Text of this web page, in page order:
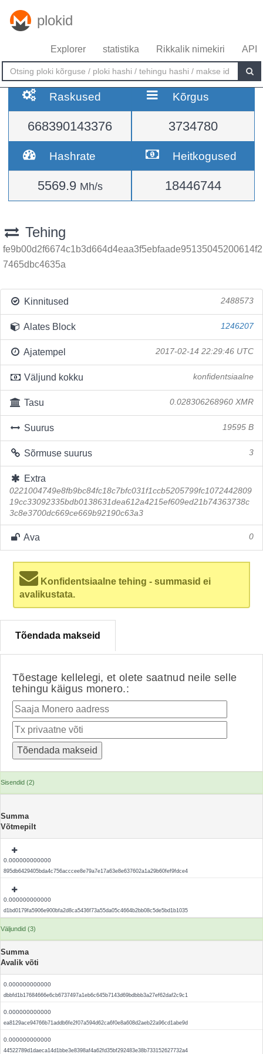
plokid
Explorer statistika Rikkalik nimekiri API
Raskused
668390143376
Kõrgus
3734780
Hashrate
5569.9 Mh/s
Heitkogused
18446744
Tehing
fe9b00d2f6674c1b3d664d4eaa3f5ebfaade95135045200614f2
7465dbc4635a
Kinnitused 2488573
Alates Block 1246207
Ajatempel 2017-02-14 22:29:46 UTC
Väljund kokku konfidentsiaalne
Tasu 0.028306268960 XMR
Suurus 19595 B
Sõrmuse suurus 3
Extra
0221004749e8fb9bc84fc18c7bfc031f1ccb5205799fc1072442809
19cc33092335bdb0138631dea612a4215ef609ed21b74363738c
3c8e3700dc669ce669b92190c63a3
Ava 0
Konfidentsiaalne tehing - summasid ei
avalikustata.
Tõendada makseid
Tõestage kellelegi, et olete saatnud neile selle
tehingu käigus monero.:
Sisendid (2)
Summa
Võtmepilt
0.000000000000
895db6429405bda4c756acccee8e79a7e17a63e8e637602a1a29b60fef9fdce4
0.000000000000
d1bd0179fa5906e900bfa2d8ca5436f73a55da05c4664b2bb08c5de5bd1b1035
Väljundid (3)
Summa
Avalik võti
0.000000000000
dbbfd1b17684666e6cb6737497a1eb6c645b7143d69bdbbb3a27ef62daf2c9c1
0.000000000000
ea8129ace94766b71addb6fe2f07a594d62ca6f0e8a608d2aeb22a96cd1abe9d
0.000000000000
44522789d1daeca14d1bbe3e8398af4a62fd35bf292483e38b733152627732a4